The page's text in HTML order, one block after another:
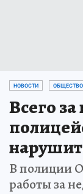
НОВОСТИ ОБЩЕСТВО
Всего
В полиции
работы за